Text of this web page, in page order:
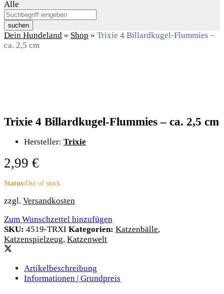
Alle
suchen
Dein Hundeland » Shop » Trixie 4 Billardkugel-Flummies –
ca. 2,5 cm
Trixie 4 Billardkugel-Flummies – ca. 2,5 cm
Hersteller: Trixie
2,99 €
Status:Out of stock
zzgl. Versandkosten
Zum Wunschzettel hinzufügen
SKU: 4519-TRXI Kategorien: Katzenbälle,
Katzenspielzeug, Katzenwelt
Artikelbeschreibung
Informationen | Grundpreis